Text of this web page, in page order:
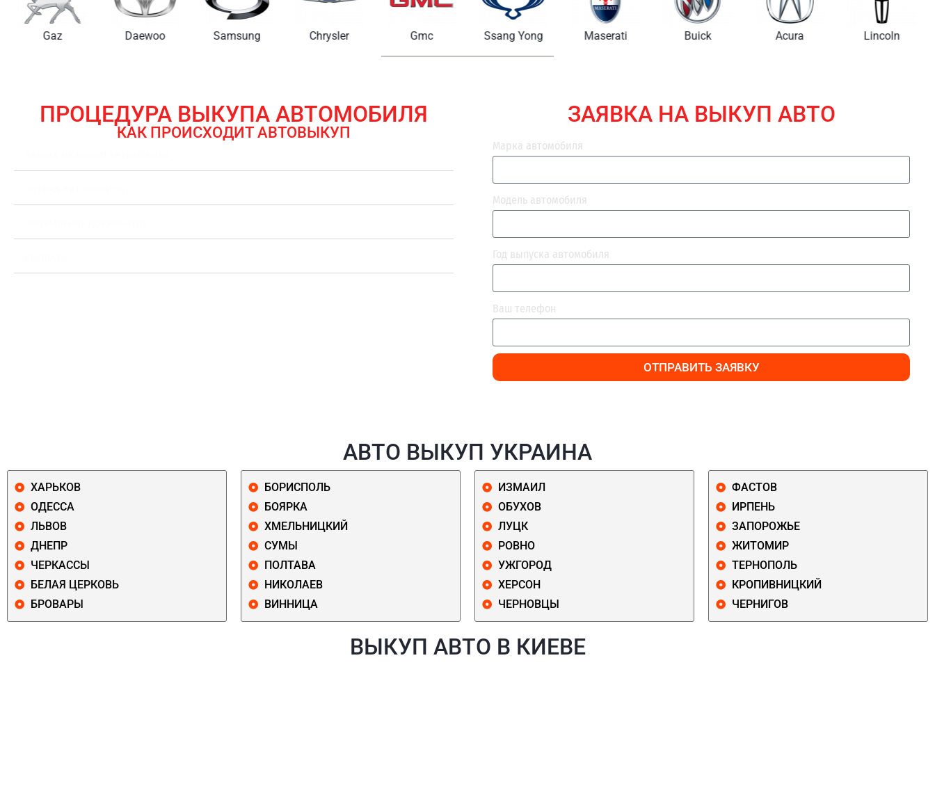
Gaz Daewoo Samsung Chrysler Gmc Ssang Yong Maserati Buick Acura Lincoln
ПРОЦЕДУРА ВЫКУПА АВТОМОБИЛЯ
КАК ПРОИСХОДИТ АВТОВЫКУП
ЗАЯВКА НА ВЫКУП АВТО
Марка автомобиля
Модель автомобиля
Год выпуска автомобиля
Ваш телефон
ОТПРАВИТЬ ЗАЯВКУ
АВТО ВЫКУП УКРАИНА
ХАРЬКОВ
ОДЕССА
ЛЬВОВ
ДНЕПР
ЧЕРКАССЫ
БЕЛАЯ ЦЕРКОВЬ
БРОВАРЫ
БОРИСПОЛЬ
БОЯРКА
ХМЕЛЬНИЦКИЙ
СУМЫ
ПОЛТАВА
НИКОЛАЕВ
ВИННИЦА
ИЗМАИЛ
ОБУХОВ
ЛУЦК
РОВНО
УЖГОРОД
ХЕРСОН
ЧЕРНОВЦЫ
ФАСТОВ
ИРПЕНЬ
ЗАПОРОЖЬЕ
ЖИТОМИР
ТЕРНОПОЛЬ
КРОПИВНИЦКИЙ
ЧЕРНИГОВ
ВЫКУП АВТО В КИЕВЕ